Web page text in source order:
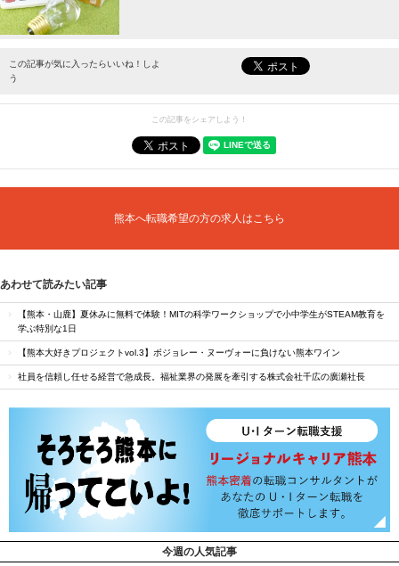
最新情報をお届けします。
この記事が気に入ったらいいね！しよ
う
この記事をシェアしよう！
熊本へ転職希望の方の求人はこちら
あわせて読みたい記事
【熊本・山鹿】夏休みに無料で体験！MITの科学ワークショップで小中学生がSTEAM教育を
学ぶ特別な1日
【熊本大好きプロジェクトvol.3】ボジョレー・ヌーヴォーに負けない熊本ワイン
社員を信頼し任せる経営で急成長。福祉業界の発展を牽引する株式会社千広の廣瀬社長
今週の人気記事